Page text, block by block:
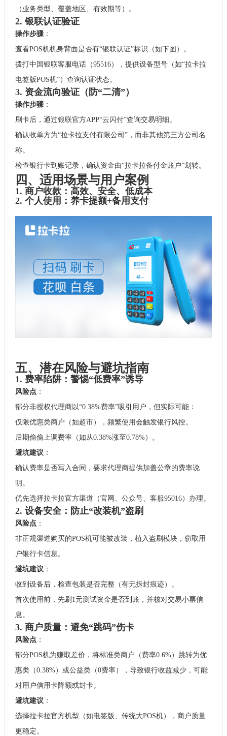
（业务类型、覆盖地区、有效期等）。
2. 银联认证验证
操作步骤：
查看POS机机身背面是否有“银联认证”标识（如下图）。
拨打中国银联客服电话（95516），提供设备型号（如“拉卡拉
电签版POS机”）查询认证状态。
3. 资金流向验证（防“二清”）
操作步骤：
刷卡后，通过银联官方APP“云闪付”查询交易明细。
确认收单方为“拉卡拉支付有限公司”，而非其他第三方公司名
称。
检查银行卡到账记录，确认资金由“拉卡拉备付金账户”划转。
四、适用场景与用户案例
1. 商户收款：高效、安全、低成本
2. 个人使用：养卡提额+备用支付
五、潜在风险与避坑指南
1. 费率陷阱：警惕“低费率”诱导
风险点：
部分非授权代理商以“0.38%费率”吸引用户，但实际可能：
仅限优惠类商户（如超市），频繁使用会触发银行风控。
后期偷偷上调费率（如从0.38%涨至0.78%）。
避坑建议 ：
确认费率是否写入合同，要求代理商提供加盖公章的费率说
明。
优先选择拉卡拉官方渠道（官网、公众号、客服95016）办理。
2. 设备安全：防止“改装机”盗刷
风险点：
非正规渠道购买的POS机可能被改装，植入盗刷模块，窃取用
户银行卡信息。
避坑建议 ：
收到设备后，检查包装是否完整（有无拆封痕迹）。
首次使用前，先刷1元测试资金是否到账，并核对交易小票信
息。
3. 商户质量：避免“跳码”伤卡
风险点：
部分POS机为赚取差价，将标准类商户（费率0.6%）跳转为优
惠类（0.38%）或公益类（0费率），导致银行收益减少，可能
对用户信用卡降额或封卡。
避坑建议 ：
选择拉卡拉官方机型（如电签版、传统大POS机），商户质量
更稳定。